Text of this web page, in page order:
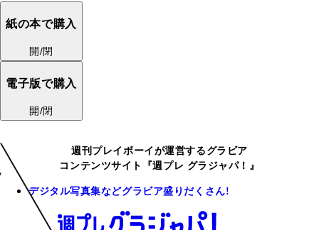
紙の本で購入
開/閉
電子版で購入
開/閉
週刊プレイボーイが運営するグラビア
コンテンツサイト『週プレ グラジャパ！』
デジタル写真集などグラビア盛りだくさん!